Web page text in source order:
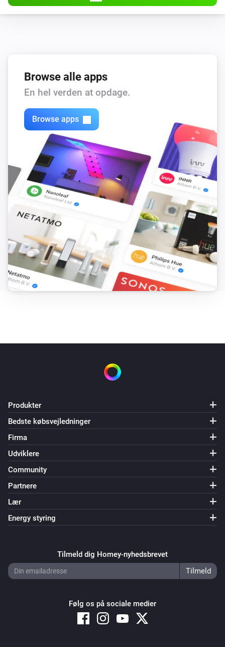
Browse alle apps
En hel verden at opdage.
Browse apps
Produkter
Bedste købsvejledninger
Firma
Udviklere
Community
Partnere
Lær
Energy styring
Tilmeld dig Homey-nyhedsbrevet
Følg os på sociale medier